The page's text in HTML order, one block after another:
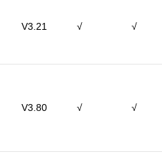
V3.21 √ √
V3.80 √ √